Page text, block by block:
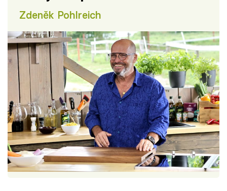
Zdeněk Pohlreich